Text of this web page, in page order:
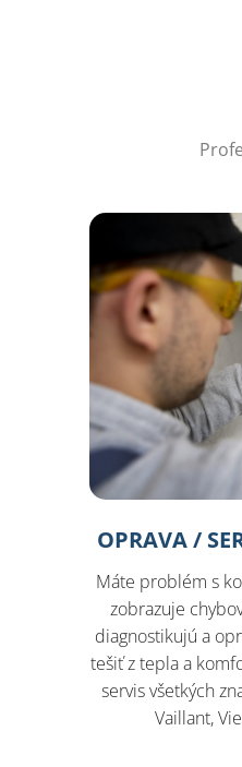
OPRAVA /
Máte problém s
zobrazuje
diagnostikujú a
tešiť z tepla a
servis všetkých
Vaillant,